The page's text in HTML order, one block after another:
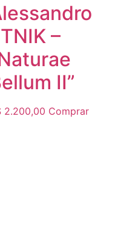
–
II”
2.200,00 Comprar